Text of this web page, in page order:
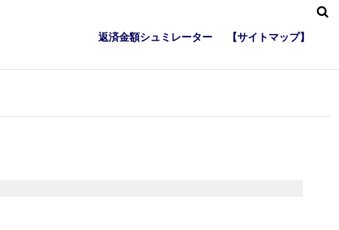
返済金額シュミレーター 【サイトマップ】